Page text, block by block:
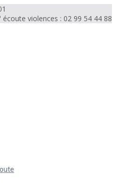
écoute violences : 02 99 54 44 88